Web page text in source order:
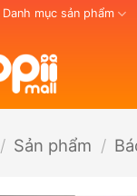
Danh mục sản phẩm
/ Sản phẩm /